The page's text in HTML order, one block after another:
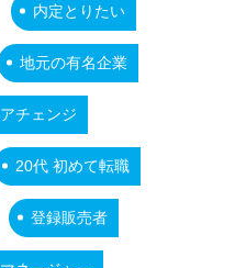
内定とりたい
地元の有名企業
チェンジ
20代 初めて転職
登録販売者